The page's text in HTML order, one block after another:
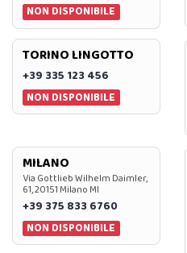
NON DISPONIBILE
TORINO LINGOTTO
+39 335 123 456
NON DISPONIBILE
MILANO
Via Gottlieb Wilhelm Daimler,
61, 20151 Milano MI
+39 375 833 6760
NON DISPONIBILE